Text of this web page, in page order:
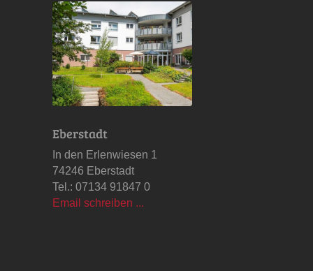
Eberstadt
In den Erlenwiesen 1
74246 Eberstadt
Tel.: 07134 91847 0
Email schreiben ...